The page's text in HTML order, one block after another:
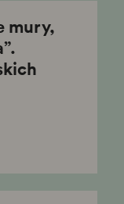
mury,